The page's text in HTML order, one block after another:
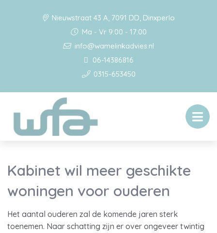
Nieuwstraat 43 A, 7091 DD, Dinxperlo
Ma - Vr 9:00 - 17:00
info@wamelinkadvies.nl
06-14386816
0315-653450
Kabinet wil meer geschikte
woningen voor ouderen
Het aantal ouderen zal de komende jaren sterk
toenemen. Naar schatting zijn er over ongeveer twintig